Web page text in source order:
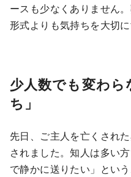
ースも少なくありません
形式よりも気持ちを大切
少人数でも変わ
ち」
先日、ご主人を亡くされ
されました。知人は多い
で静かに送りたい」とい